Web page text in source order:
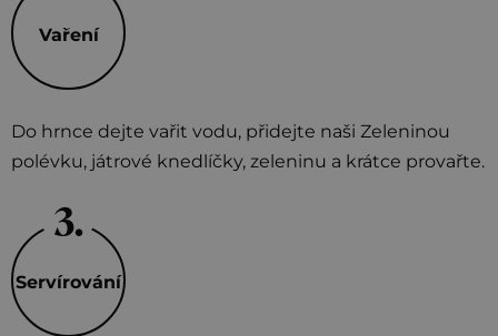
Vaření
Do hrnce dejte vařit vodu, přidejte naši Zeleninou
polévku, játrové knedlíčky, zeleninu a krátce provařte.
Servírování